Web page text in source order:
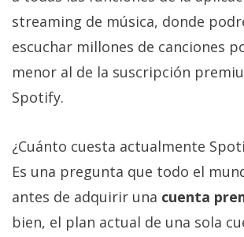
nosotros
Publicidad
/
Cambiar
de
privacidad
/
Aviso
Legal
streaming de música, donde
escuchar millones de canciones
menor al de la suscripción
Spotify.
¿Cuánto cuesta actualmente
Es una pregunta que todo el
antes de adquirir una cuenta
bien, el plan actual de una sola